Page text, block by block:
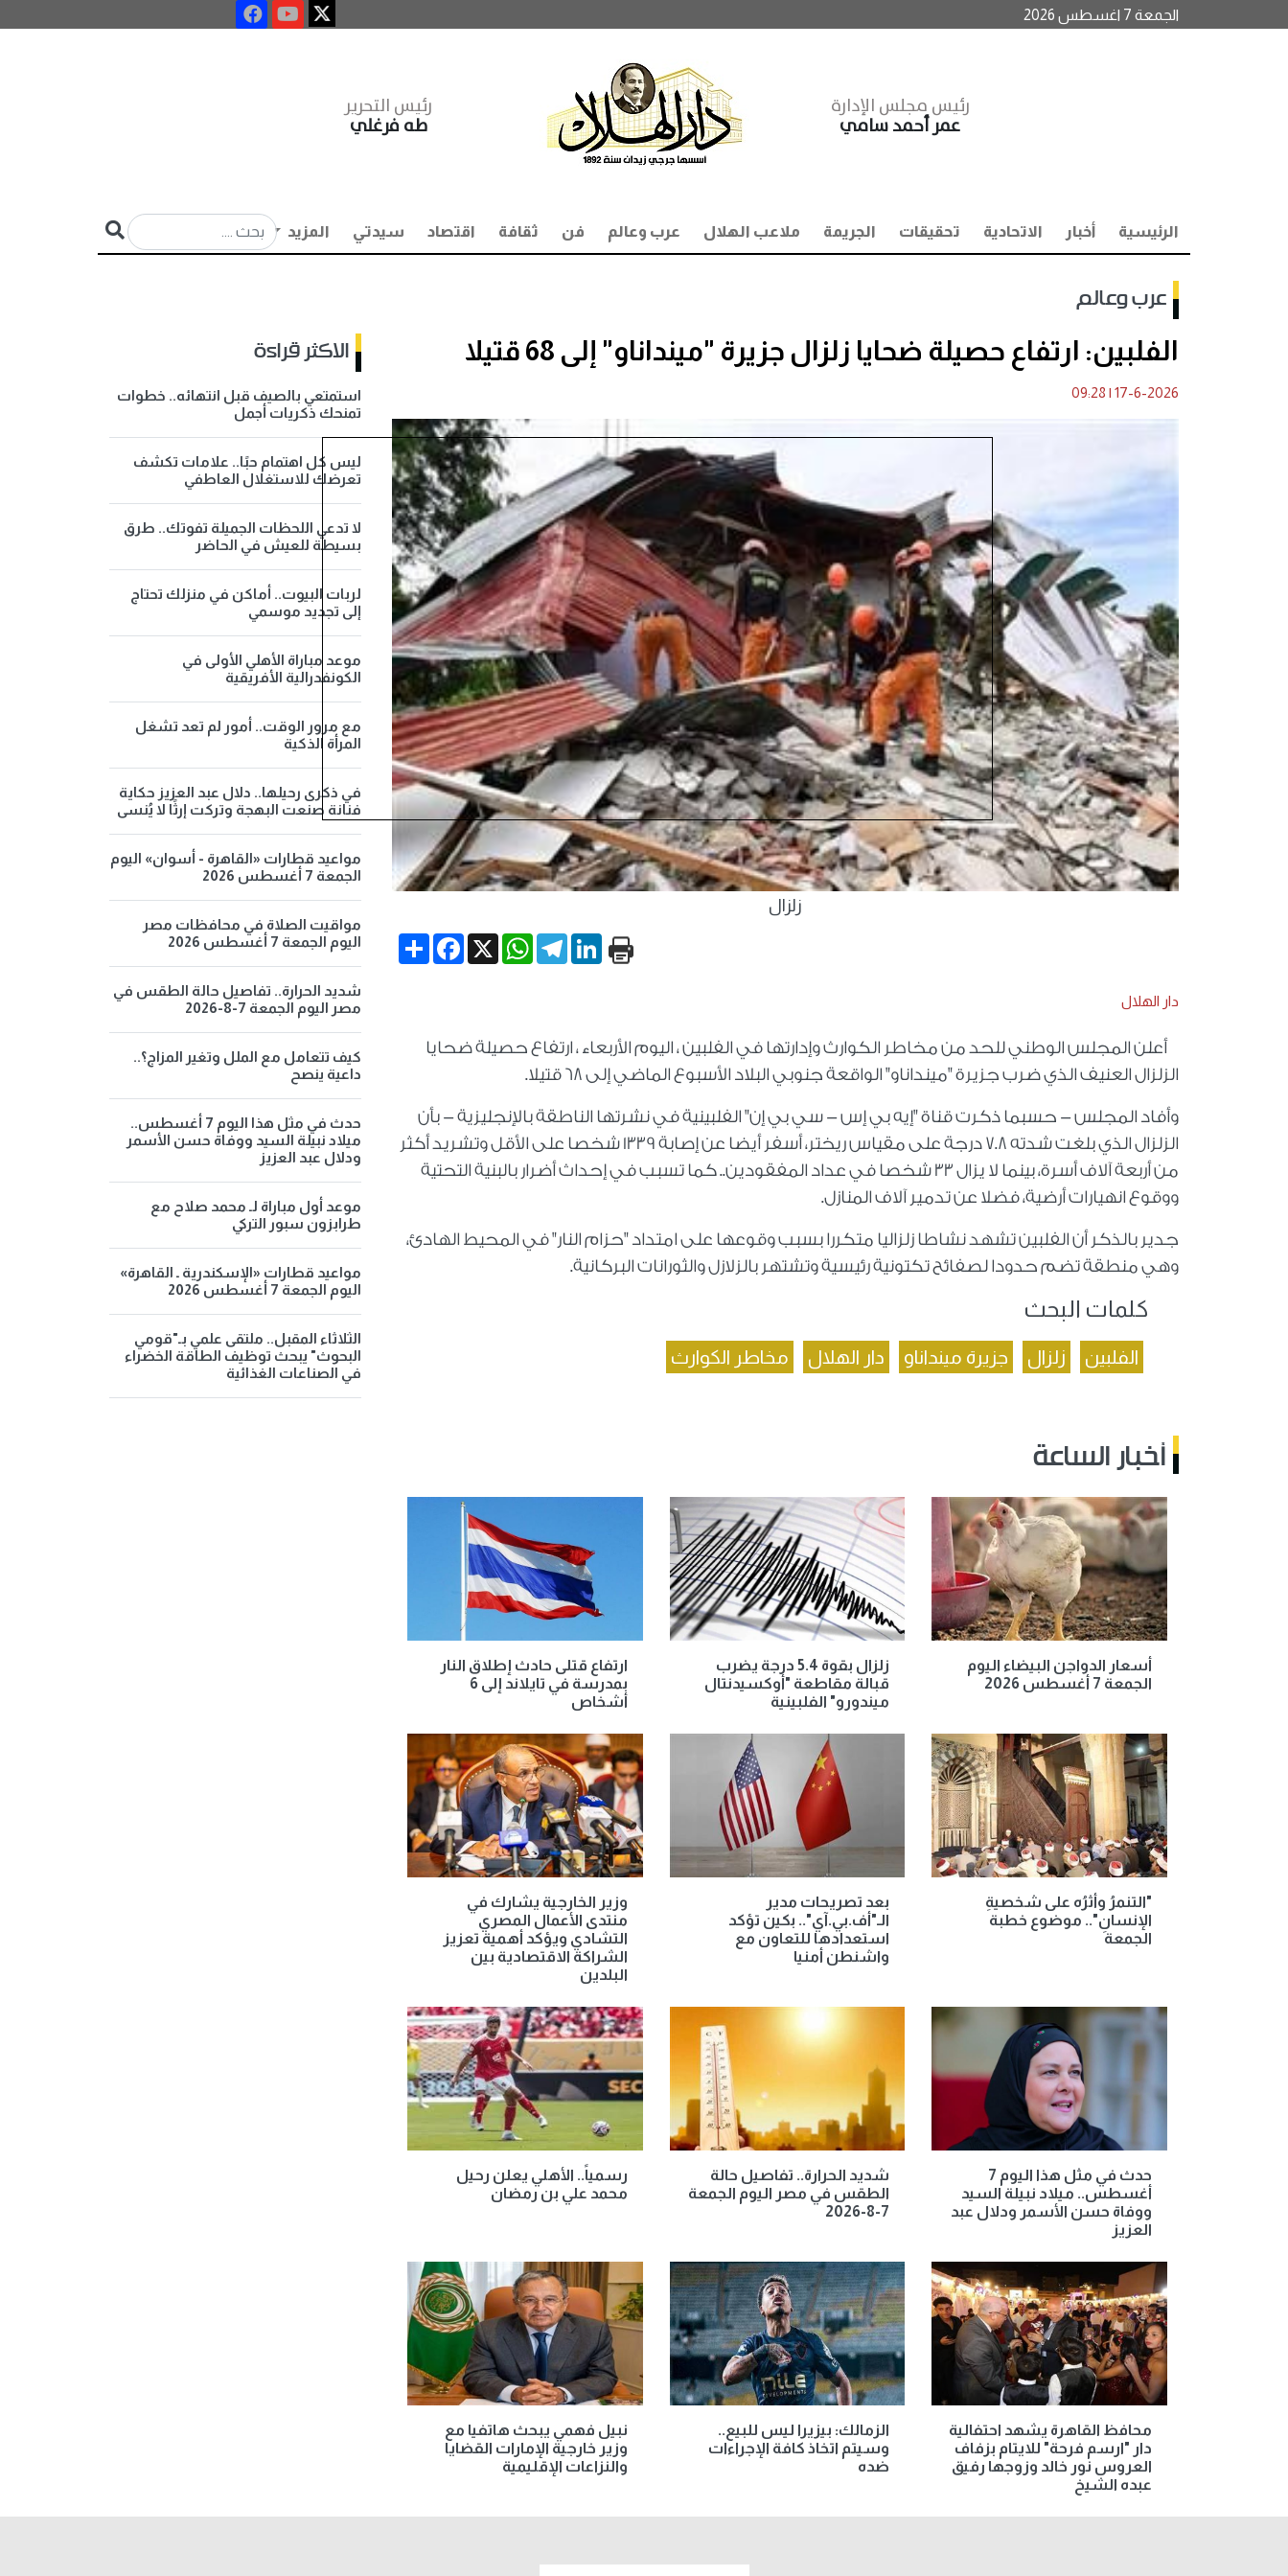
الجمعة 7 اغسطس 2026
رئيس مجلس الإدارة
عمر أحمد سامي
رئيس التحرير
طه فرغلي
الرئيسية أخبار الاتحادية تحقيقات الجريمة ملاعب الهلال عرب وعالم فن ثقافة اقتصاد سيدتي المزيد
عرب وعالم
الفلبين: ارتفاع حصيلة ضحايا زلزال جزيرة "مينداناو" إلى 68 قتيلا
17-6-2026
|
09:28
زلزال
Share
Facebook X
WhatsApp
TelegramLinkedIn
دار الهلال
أعلن المجلس الوطني للحد من مخاطر الكوارث وإدارتها في الفلبين ، اليوم الأربعاء ، ارتفاع حصيلة ضحايا
الزلزال العنيف الذي ضرب جزيرة "مينداناو" الواقعة جنوبي البلاد الأسبوع الماضي إلى 68 قتيلا.
وأفاد المجلس - حسبما ذكرت قناة "إيه بي إس - سي بي إن" الفلبينية في نشرتها الناطقة بالإنجليزية - بأن
الزلزال الذي بلغت شدته 7.8 درجة على مقياس ريختر، أسفر أيضا عن إصابة 1339 شخصا على الأقل وتشريد أكثر
من أربعة آلاف أسرة، بينما لا يزال 33 شخصا في عداد المفقودين.. كما تسبب في إحداث أضرار بالبنية التحتية
ووقوع انهيارات أرضية، فضلا عن تدمير آلاف المنازل.
جدير بالذكر أن الفلبين تشهد نشاطا زلزاليا متكررا بسبب وقوعها على امتداد "حزام النار" في المحيط الهادئ،
وهي منطقة تضم حدودا لصفائح تكتونية رئيسية وتشتهر بالزلازل والثورانات البركانية.
كلمات البحث
الفلبين زلزال جزيرة مينداناو دار الهلال مخاطر الكوارث
أخبار الساعة
أسعار الدواجن البيضاء اليوم
الجمعة 7 أغسطس 2026
زلزال بقوة 5.4 درجة يضرب
قبالة مقاطعة "أوكسيدنتال
ميندورو" الفلبينية
ارتفاع قتلى حادث إطلاق النار
بمدرسة في تايلاند إلى 6
أشخاص
"التنمرُ وأثرُه على شخصيةِ
الإنسانِ".. موضوع خطبة
الجمعة
بعد تصريحات مدير
الـ"أف.بي.آي".. بكين تؤكد
استعدادها للتعاون مع
واشنطن أمنيا
وزير الخارجية يشارك في
منتدى الأعمال المصري
التشادي ويؤكد أهمية تعزيز
الشراكة الاقتصادية بين
البلدين
حدث في مثل هذا اليوم 7
أغسطس.. ميلاد نبيلة السيد
ووفاة حسن الأسمر ودلال عبد
العزيز
شديد الحرارة.. تفاصيل حالة
الطقس في مصر اليوم الجمعة
7-8-2026
رسمياً.. الأهلي يعلن رحيل
محمد علي بن رمضان
محافظ القاهرة يشهد احتفالية
دار "ارسم فرحة" للايتام بزفاف
العروس نور خالد وزوجها رفيق
عبده الشيخ
الزمالك: بيزيرا ليس للبيع..
وسيتم اتخاذ كافة الإجراءات
ضده
نبيل فهمي يبحث هاتفيا مع
وزير خارجية الإمارات القضايا
والنزاعات الإقليمية
الاكثر قراءة
استمتعي بالصيف قبل انتهائه.. خطوات
تمنحك ذكريات أجمل
ليس كل اهتمام حبًا.. علامات تكشف
تعرضك للاستغلال العاطفي
لا تدعي اللحظات الجميلة تفوتك.. طرق
بسيطة للعيش في الحاضر
لربات البيوت.. أماكن في منزلك تحتاج
إلى تجديد موسمي
موعد مباراة الأهلي الأولى في
الكونفدرالية الأفريقية
مع مرور الوقت.. أمور لم تعد تشغل
المرأة الذكية
في ذكرى رحيلها.. دلال عبد العزيز حكاية
فنانة صنعت البهجة وتركت إرثًا لا يُنسى
مواعيد قطارات «القاهرة - أسوان» اليوم
الجمعة 7 أغسطس 2026
مواقيت الصلاة في محافظات مصر
اليوم الجمعة 7 أغسطس 2026
شديد الحرارة.. تفاصيل حالة الطقس في
مصر اليوم الجمعة 7-8-2026
كيف تتعامل مع الملل وتغير المزاج؟..
داعية ينصح
حدث في مثل هذا اليوم 7 أغسطس..
ميلاد نبيلة السيد ووفاة حسن الأسمر
ودلال عبد العزيز
موعد أول مباراة لـ محمد صلاح مع
طرابزون سبور التركي
مواعيد قطارات «الإسكندرية ـ القاهرة»
اليوم الجمعة 7 أغسطس 2026
الثلاثاء المقبل.. ملتقى علمي بـ"قومي
البحوث" يبحث توظيف الطاقة الخضراء
في الصناعات الغذائية